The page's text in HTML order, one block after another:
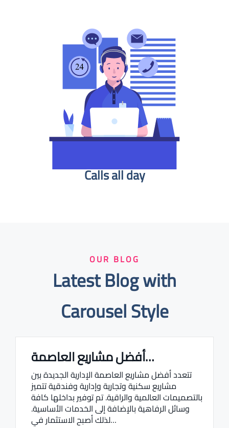
Calls all day
OUR BLOG
Latest Blog with
Carousel Style
Real estate Estate ville أفضل مشاريع العاصمة…
تتعدد أفضل مشاريع العاصمة الإدارية الجديدة بين
مشاريع سكنية وتجارية وإدارية وفندقية تتميز
بالتصميمات العالمية والراقية. تم توفير بداخلها كافة
وسائل الرفاهية بالإضافة إلى الخدمات الأساسية.
لذلك أصبح الاستثمار في…